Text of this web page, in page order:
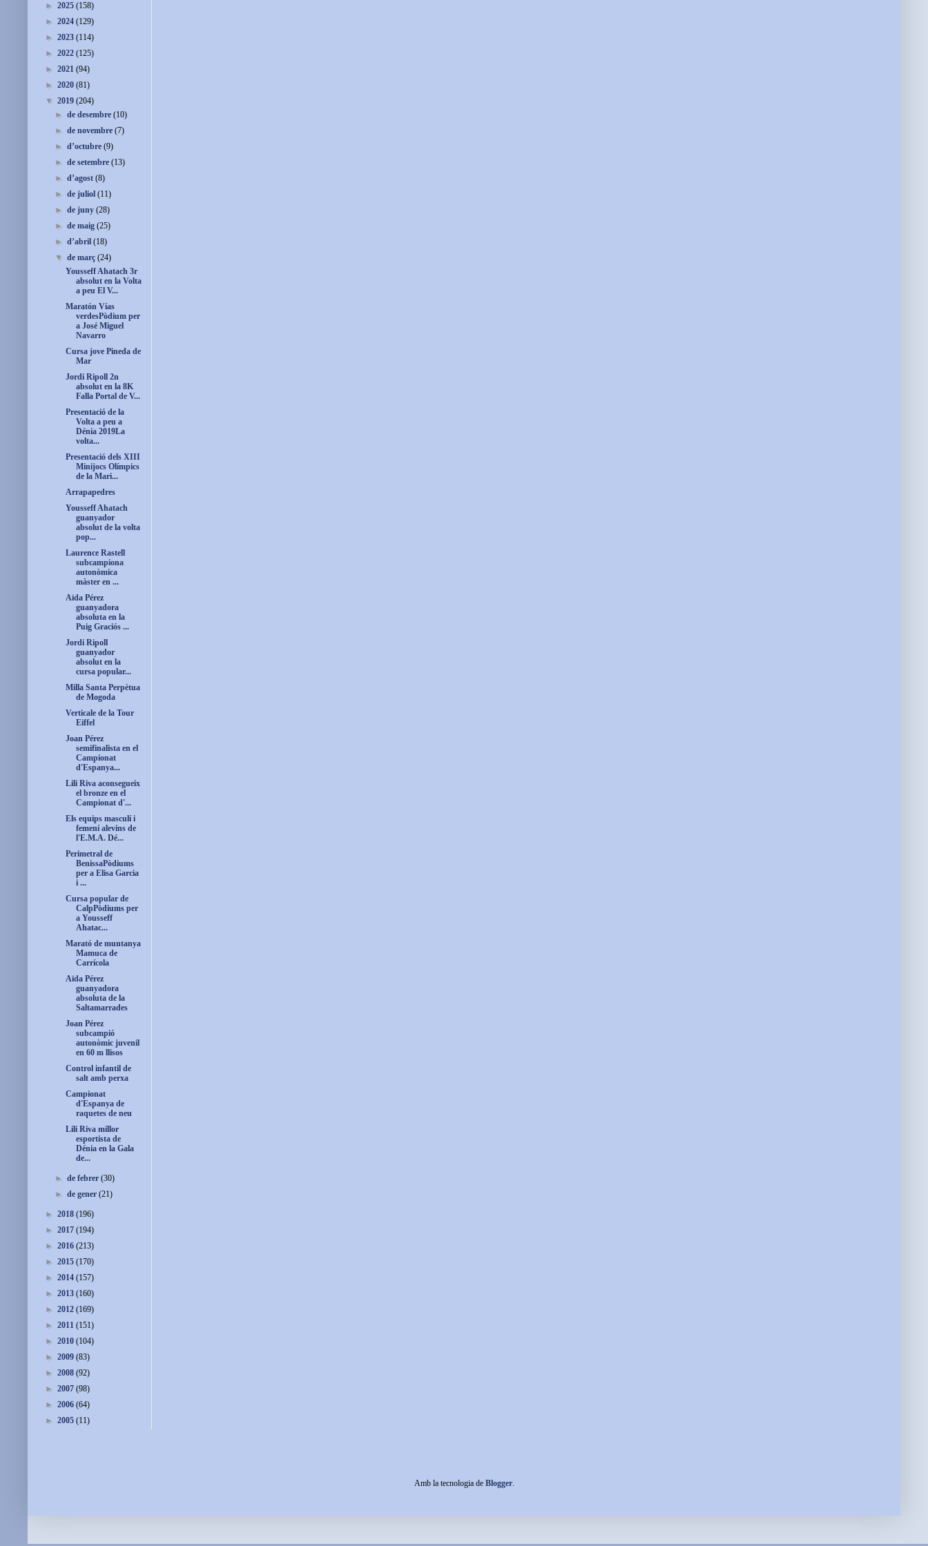
► 2025 (158)
► 2024 (129)
► 2023 (114)
► 2022 (125)
► 2021 (94)
► 2020 (81)
▼ 2019 (204)
►de desembre(10)
►de novembre(7)
►d’octubre(9)
►de setembre(13)
►d’agost(8)
►de juliol(11)
►de juny(28)
►de maig(25)
►d’abril(18)
▼de març(24)
Yousseff Ahatach 3r
absolut en la Volta
a peu El V...
Maratón Vías
verdesPòdium per
a José Miguel
Navarro
Cursa jove Pineda de
Mar
Jordi Ripoll 2n
absolut en la 8K
Falla Portal de V...
Presentació de la
Volta a peu a
Dénia 2019La
volta...
Presentació dels XIII
Minijocs Olímpics
de la Mari...
Arrapapedres
Yousseff Ahatach
guanyador
absolut de la volta
pop...
Laurence Rastell
subcampiona
autonòmica
màster en ...
Aïda Pérez
guanyadora
absoluta en la
Puig Graciós ...
Jordi Ripoll
guanyador
absolut en la
cursa popular...
Milla Santa Perpètua
de Mogoda
Verticale de la Tour
Eiffel
Joan Pérez
semifinalista en el
Campionat
d'Espanya...
Lili Riva aconsegueix
el bronze en el
Campionat d'...
Els equips masculí i
femení alevins de
l'E.M.A. Dé...
Perimetral de
BenissaPòdiums
per a Elisa Garcia
i ...
Cursa popular de
CalpPòdiums per
a Yousseff
Ahatac...
Marató de muntanya
Mamuca de
Carrícola
Aïda Pérez
guanyadora
absoluta de la
Saltamarrades
Joan Pérez
subcampió
autonòmic juvenil
en 60 m llisos
Control infantil de
salt amb perxa
Campionat
d'Espanya de
raquetes de neu
Lili Riva millor
esportista de
Dénia en la Gala
de...
►de febrer(30)
►de gener(21)
► 2018 (196)
► 2017 (194)
► 2016 (213)
► 2015 (170)
► 2014 (157)
► 2013 (160)
► 2012 (169)
► 2011 (151)
► 2010 (104)
► 2009 (83)
► 2008 (92)
► 2007 (98)
► 2006 (64)
► 2005 (11)
Amb la tecnologia de Blogger.